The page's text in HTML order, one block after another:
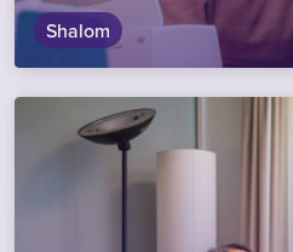
Shalom